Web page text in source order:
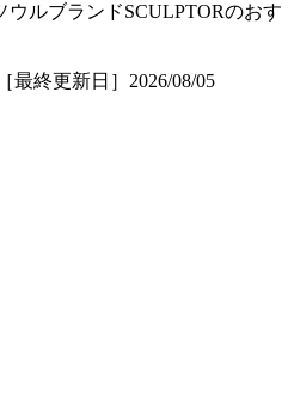
ウルブランドSCULPTORのおす
最終更新日］2026/08/05